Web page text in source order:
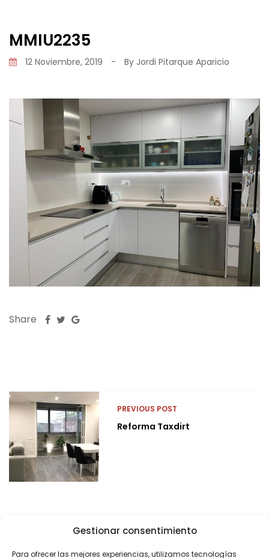
Gestionar consentimiento
Para ofrecer las mejores experiencias, utilizamos tecnologías
MMIU2235
12 Noviembre, 2019 - By Jordi Pitarque Aparicio
Share
PREVIOUS POST
Reforma Taxdirt